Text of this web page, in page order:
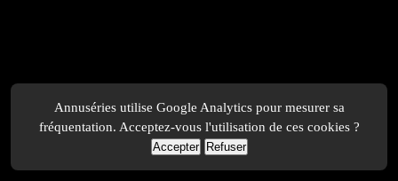
Annuséries utilise Google Analytics pour mesurer sa
fréquentation. Acceptez-vous l'utilisation de ces cookies ?
Accepter Refuser